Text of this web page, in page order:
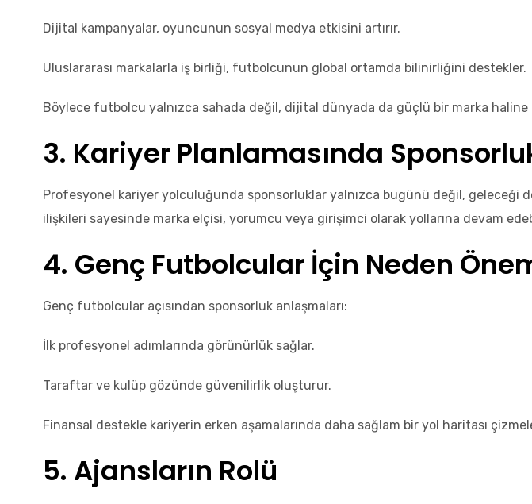
Dijital kampanyalar, oyuncunun sosyal medya etkisini artırır.
Uluslararası markalarla iş birliği, futbolcunun global ortamda bilinirliğini destekler.
Böylece futbolcu yalnızca sahada değil, dijital dünyada da güçlü bir marka haline
3. Kariyer Planlamasında
Profesyonel kariyer yolculuğunda sponsorluklar yalnızca bugünü değil, geleceği
ilişkileri sayesinde marka elçisi, yorumcu veya girişimci olarak yollarına devam
4. Genç Futbolcular İçin Neden
Genç futbolcular açısından sponsorluk anlaşmaları:
İlk profesyonel adımlarında görünürlük sağlar.
Taraftar ve kulüp gözünde güvenilirlik oluşturur.
Finansal destekle kariyerin erken aşamalarında daha sağlam bir yol haritası
5. Ajansların Rolü